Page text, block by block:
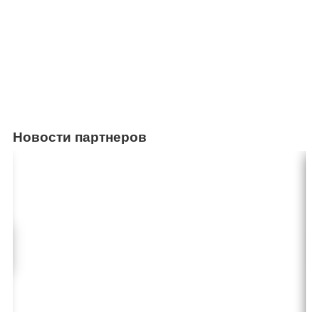
Новости партнеров